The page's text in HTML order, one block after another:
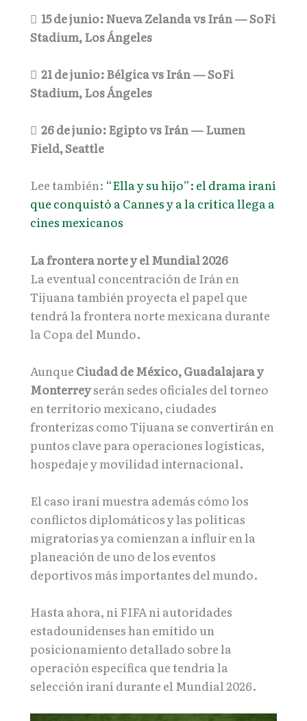
 15 de junio: Nueva Zelanda vs Irán — SoFi
Stadium, Los Ángeles
 21 de junio: Bélgica vs Irán — SoFi
Stadium, Los Ángeles
 26 de junio: Egipto vs Irán — Lumen
Field, Seattle
Lee también: “Ella y su hijo”: el drama iraní
que conquistó a Cannes y a la crítica llega a
cines mexicanos
La frontera norte y el Mundial 2026
La eventual concentración de Irán en
Tijuana también proyecta el papel que
tendrá la frontera norte mexicana durante
la Copa del Mundo.
Aunque Ciudad de México, Guadalajara y
Monterreyserán sedes oficiales del torneo
en territorio mexicano, ciudades
fronterizas como Tijuana se convertirán en
puntos clave para operaciones logísticas,
hospedaje y movilidad internacional.
El caso iraní muestra además cómo los
conflictos diplomáticos y las políticas
migratorias ya comienzan a influir en la
planeación de uno de los eventos
deportivos más importantes del mundo.
Hasta ahora, ni FIFA ni autoridades
estadounidenses han emitido un
posicionamiento detallado sobre la
operación específica que tendría la
selección iraní durante el Mundial 2026.